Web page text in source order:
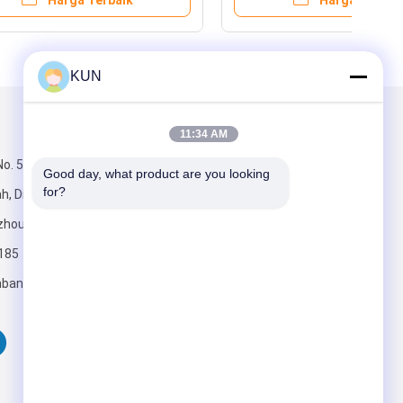
555, Jalan
Distrik
Cina
Kirimkan Kami
KUN
11:34 AM
Good day, what product are you looking
for?